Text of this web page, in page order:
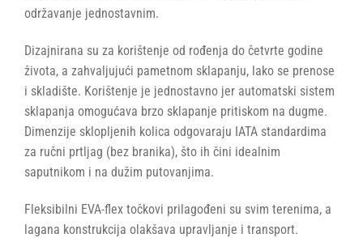
održavanje jednostavnim.
Dizajnirana su za korištenje od rođenja do četvrte godine
života, a zahvaljujući pametnom sklapanju, lako se prenose
i skladište. Korištenje je jednostavno jer automatski sistem
sklapanja omogućava brzo sklapanje pritiskom na dugme.
Dimenzije sklopljenih kolica odgovaraju IATA standardima
za ručni prtljag (bez branika), što ih čini idealnim
saputnikom i na dužim putovanjima.
Fleksibilni EVA-flex točkovi prilagođeni su svim terenima, a
lagana konstrukcija olakšava upravljanje i transport.